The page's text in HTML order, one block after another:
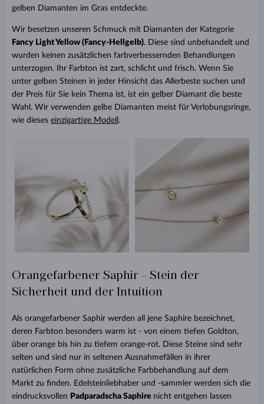
gelben Diamanten im Gras entdeckte.
Wir besetzen unseren Schmuck mit Diamanten der Kategorie
Fancy Light Yellow (Fancy-Hellgelb). Diese sind unbehandelt und
wurden keinen zusätzlichen farbverbessernden Behandlungen
unterzogen. Ihr Farbton ist zart, schlicht und frisch. Wenn Sie
unter gelben Steinen in jeder Hinsicht das Allerbeste suchen und
der Preis für Sie kein Thema ist, ist ein gelber Diamant die beste
Wahl. Wir verwenden gelbe Diamanten meist für Verlobungsringe,
wie dieses einzigartige Modell .
Orangefarbener Saphir - Stein der
Sicherheit und der Intuition
Als orangefarbener Saphir werden all jene Saphire bezeichnet,
deren Farbton besonders warm ist - von einem tiefen Goldton,
über orange bis hin zu tiefem orange-rot. Diese Steine sind sehr
selten und sind nur in seltenen Ausnahmefällen in ihrer
natürlichen Form ohne zusätzliche Farbbehandlung auf dem
Markt zu finden. Edelsteinliebhaber und -sammler werden sich die
eindrucksvollen Padparadscha Saphire nicht entgehen lassen